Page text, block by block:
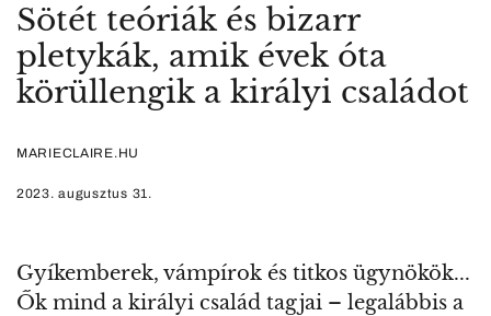
Sötét teóriák és bizarr
pletykák, amik évek óta
körüllengik a királyi családot
MARIECLAIRE.HU
2023. augusztus 31.
Gyíkemberek, vámpírok és titkos ügynökök...
Ők mind a királyi család tagjai – legalábbis a